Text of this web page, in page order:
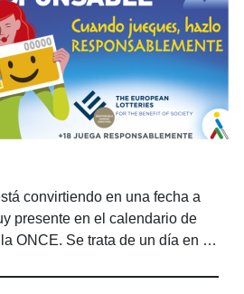
convirtiendo en una fecha a
presente en el calendario de
ONCE. Se trata de un día en el
y social que van de la mano